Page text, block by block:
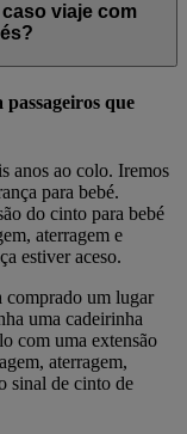
viaje com
que
anos ao colo. Iremos
para bebé.
do cinto para bebé
aterragem e
estiver aceso.
comprado um lugar
uma cadeirinha
com uma extensão
aterragem,
sinal de cinto de